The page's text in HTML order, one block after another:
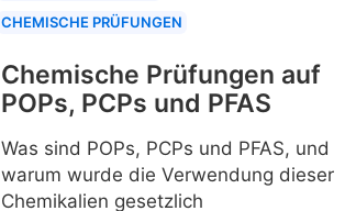
CHEMISCHE PRÜFUNGEN
Chemische Prüfungen auf
POPs, PCPs und PFAS
Was sind POPs, PCPs und PFAS, und
warum wurde die Verwendung dieser
Chemikalien gesetzlich